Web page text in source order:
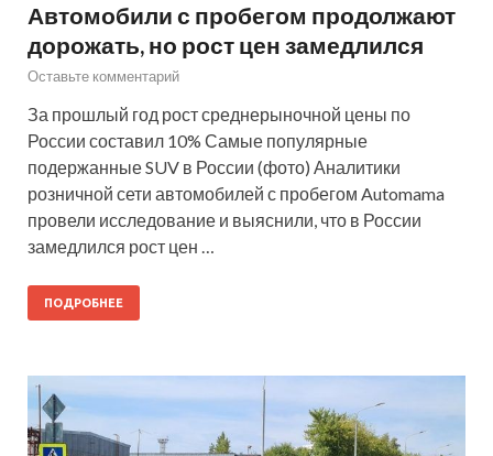
Автомобили с пробегом продолжают
дорожать, но рост цен замедлился
Оставьте комментарий
За прошлый год рост среднерыночной цены по
России составил 10% Самые популярные
подержанные SUV в России (фото) Аналитики
розничной сети автомобилей с пробегом Automama
провели исследование и выяснили, что в России
замедлился рост цен …
ПОДРОБНЕЕ